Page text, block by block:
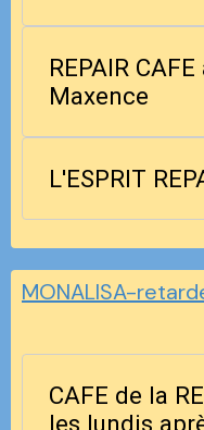
REPAIR
Maxence
MONALISA-
CAFE de la